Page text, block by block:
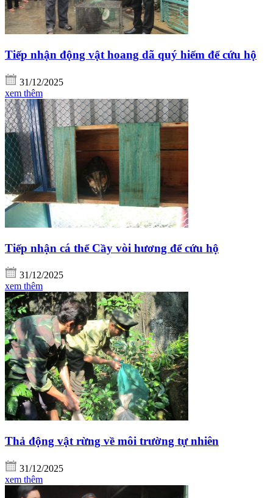
Tiếp nhận động vật hoang dã quý hiếm để cứu hộ
31/12/2025
xem thêm
Tiếp nhận cá thể Cầy vòi hương để cứu hộ
31/12/2025
xem thêm
Thả động vật rừng về môi trường tự nhiên
31/12/2025
xem thêm